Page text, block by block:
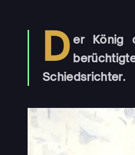
D er König
Schiedsrichter.